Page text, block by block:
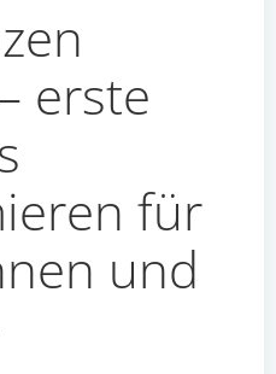
erste
für
und